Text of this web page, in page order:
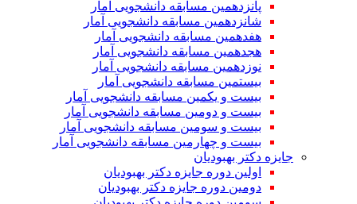
پانزدهمین مسابقه دانشجویی آمار
شانزدهمین مسابقه دانشجویی آمار
هفدهمین مسابقه دانشجویی آمار
هجدهمین مسابقه دانشجویی آمار
نوزدهمین مسابقه دانشجویی آمار
بیستمین مسابقه دانشجویی آمار
بیست و یکمین مسابقه دانشجویی آمار
بیست و دومین مسابقه دانشجویی آمار
بیست و سومین مسابقه دانشجویی آمار
بیست و چهارمین مسابقه دانشجویی آمار
جایزه دکتر بهبودیان
اولین دوره جایزه دکتر بهبودیان
دومین دوره جایزه دکتر بهبودیان